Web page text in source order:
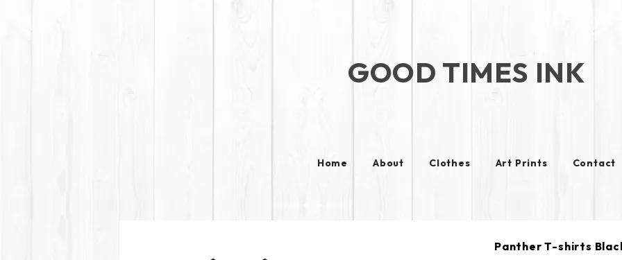
GOOD TIMES INK
Home About Clothes Art Prints Contact
Panther T-shirts